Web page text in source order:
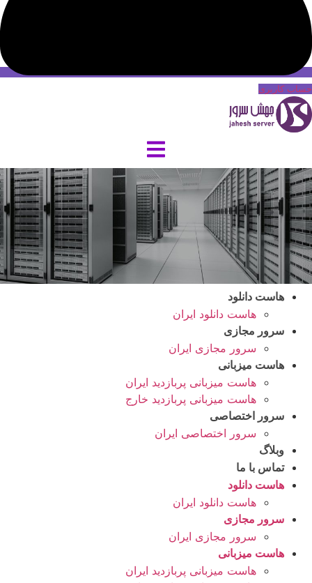
حساب کاربری
هاست دانلود
هاست دانلود ایران
سرور مجازی
سرور مجازی ایران
هاست میزبانی
هاست میزبانی پربازدید ایران
هاست میزبانی پربازدید خارج
سرور اختصاصی
سرور اختصاصی ایران
وبلاگ
تماس با ما
هاست دانلود
هاست دانلود ایران
سرور مجازی
سرور مجازی ایران
هاست میزبانی
هاست میزبانی پربازدید ایران